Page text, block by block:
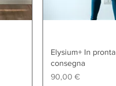
Vista rapida
Elysium+ In pronta
consegna
Prezzo
90,00 €